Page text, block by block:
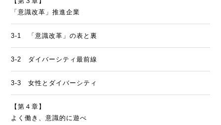
「意識改革」推進企業
3-1 「意識改革」の表と裏
3-2 ダイバーシティ最前線
3-3 女性とダイバーシティ
【第４章】
よく働き、意識的に遊べ